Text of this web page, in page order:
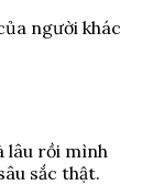
người khác
lâu rồi mình
sắc thật.